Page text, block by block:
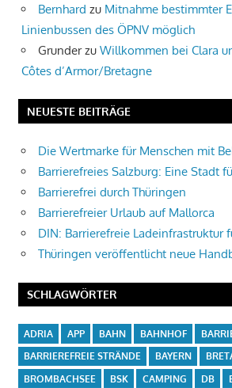
Bernhard zu Mitnahme bestimmter
Linienbussen des ÖPNV möglich
Grunderzu Willkommen bei Clara
Côtes d’Armor/Bretagne
NEUESTE BEITRÄGE
Die Wertmarke für Menschen mit
Barrierefreies Salzburg: Eine Stadt
Barrierefrei durch Thüringen
Barrierefreier Urlaub auf Mallorca
DIN: Barrierefreie Ladeinfrastruktur
Thüringen veröffentlicht neue
SCHLAGWÖRTER
ADRIA APP BAHN BAHNHOF
BARRIEREFREIE STRÄNDE
BAYERN
BROMBACHSEE
BSK CAMPING DB